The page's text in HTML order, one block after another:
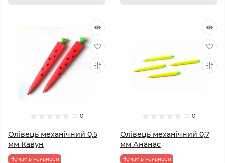
0
Олівець механічний 0,5
мм Кавун
Немає в наявності
0
Олівець механічний 0,7
мм Ананас
Немає в наявності